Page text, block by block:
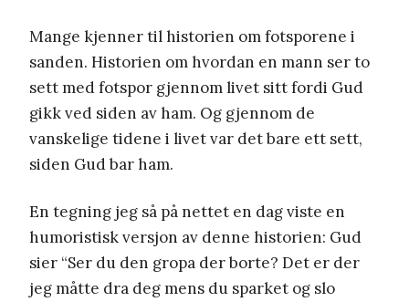
Mange kjenner til historien om fotsporene i
sanden. Historien om hvordan en mann ser to
sett med fotspor gjennom livet sitt fordi Gud
gikk ved siden av ham. Og gjennom de
vanskelige tidene i livet var det bare ett sett,
siden Gud bar ham.
En tegning jeg så på nettet en dag viste en
humoristisk versjon av denne historien: Gud
sier “Ser du den gropa der borte? Det er der
jeg måtte dra deg mens du sparket og slo